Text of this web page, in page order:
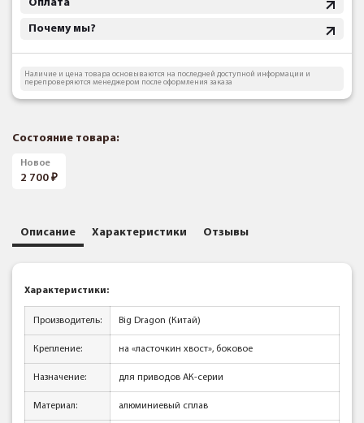
Оплата
Почему мы?
Наличие и цена товара основываются на последней доступной информации и
перепроверяются менеджером после оформления заказа
Состояние товара:
Новое
2 700
Описание Характеристики Отзывы
Характеристики:
Производитель: Big Dragon (Китай)
Крепление: на «ласточкин хвост», боковое
Назначение: для приводов АК-серии
Материал: алюминиевый сплав